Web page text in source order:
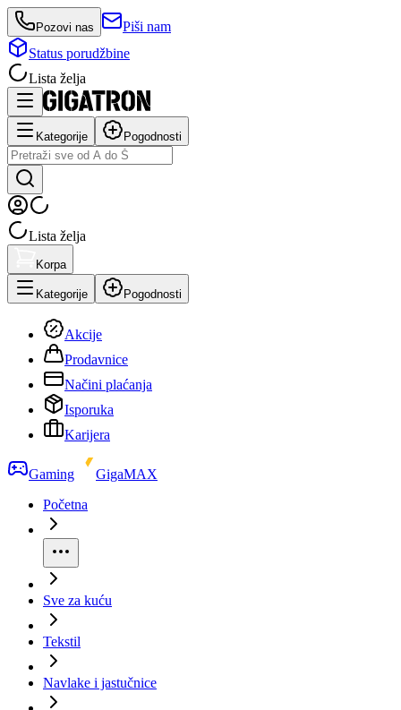
Pozovi nas
Piši nam
Status porudžbine
Lista želja
Kategorije Pogodnosti
Lista želja
Korpa
Kategorije Pogodnosti
Akcije
Prodavnice
Načini plaćanja
Isporuka
Karijera
Gaming
GigaMAX
Početna
Sve za kuću
Tekstil
Navlake i jastučnice